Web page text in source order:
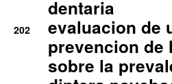
dentaria
202
evaluacion de
prevencion de
sobre la